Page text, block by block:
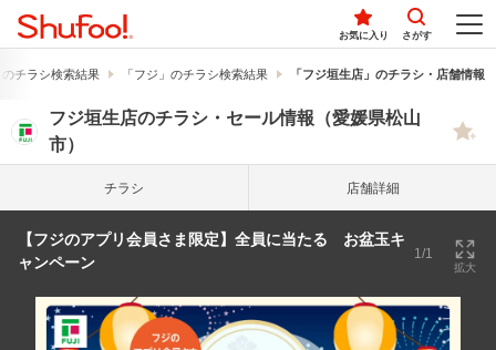
お気に入り さがす
チラシ検索結果 「フジ」のチラシ検索結果 「フジ垣生店」のチラシ・店舗情報
フジ垣生店のチラシ・セール情報（愛媛県松山
市）
チラシ 店舗詳細
【フジのアプリ会員さま限定】全員に当たる お盆玉キ
ャンペーン
1/1
拡大